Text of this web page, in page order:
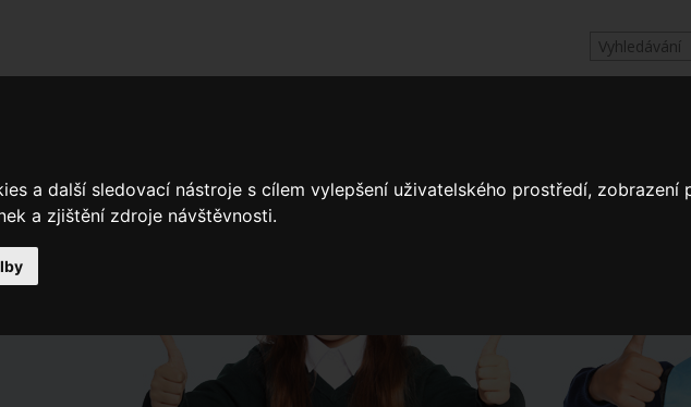
a další sledovací nástroje s cílem vylepšení uživatelského prostředí, zobrazení
a zjištění zdroje návštěvnosti.
Výroční zprávy